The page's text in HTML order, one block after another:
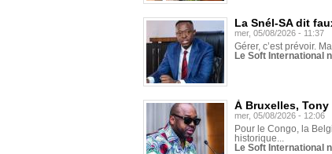
La Snél-SA dit
mer, 05/08/2026 - 11:37
Gérer, c’est prévoir.
Le Soft International
À Bruxelles,
mer, 05/08/2026 - 12:06
Pour le Congo, la
historique...
Le Soft International